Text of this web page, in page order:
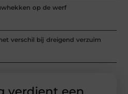
op de werf
verschil bij dreigend verzuim